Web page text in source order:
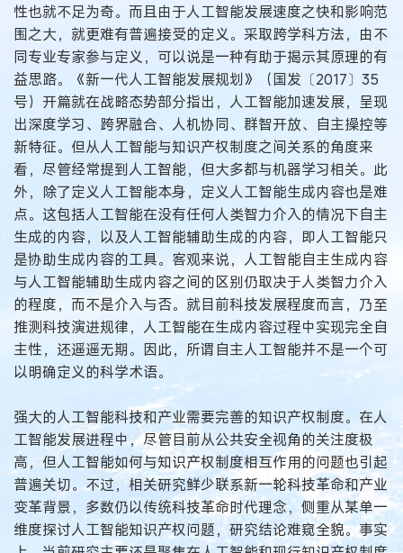
性也就不足为奇。而且由于人工智能发展速度之快和影响范
围之大，就更难有普遍接受的定义。采取跨学科方法，由不
同专业专家参与定义，可以说是一种有助于揭示其原理的有
益思路。《新一代人工智能发展规划》（国发〔2017〕35
号）开篇就在战略态势部分指出，人工智能加速发展，呈现
出深度学习、跨界融合、人机协同、群智开放、自主操控等
新特征。但从人工智能与知识产权制度之间关系的角度来
看，尽管经常提到人工智能，但大多都与机器学习相关。此
外，除了定义人工智能本身，定义人工智能生成内容也是难
点。这包括人工智能在没有任何人类智力介入的情况下自主
生成的内容，以及人工智能辅助生成的内容，即人工智能只
是协助生成内容的工具。客观来说，人工智能自主生成内容
与人工智能辅助生成内容之间的区别仍取决于人类智力介入
的程度，而不是介入与否。就目前科技发展程度而言，乃至
推测科技演进规律，人工智能在生成内容过程中实现完全自
主性，还遥遥无期。因此，所谓自主人工智能并不是一个可
以明确定义的科学术语。
强大的人工智能科技和产业需要完善的知识产权制度。在人
工智能发展进程中，尽管目前从公共安全视角的关注度极
高，但人工智能如何与知识产权制度相互作用的问题也引起
普遍关切。不过，相关研究鲜少联系新一轮科技革命和产业
变革背景，多数仍以传统科技革命时代理念，侧重从某单一
维度探讨人工智能知识产权问题，研究结论难窥全貌。事实